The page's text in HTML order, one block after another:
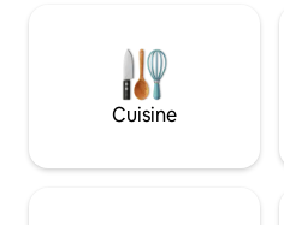
Cuisine